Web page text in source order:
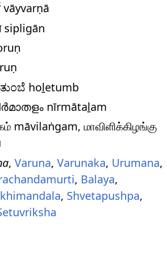
vāyvarṇā
sipligān
hoḻetumb
nīrmātaḻam
māvilaṅgam, மாவிளிக்கிழங்கு
, Varuna, Varunaka, Urumana,
, Balaya,
, Shvetapushpa,